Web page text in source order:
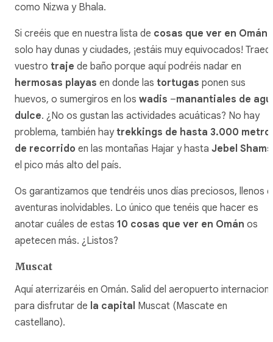
como Nizwa y Bhala.
Si creéis que en nuestra lista de cosas que ver en Omán
solo hay dunas y ciudades, ¡estáis muy equivocados! Traed
vuestro traje de baño porque aquí podréis nadar en
hermosas playas en donde las tortugas ponen sus
huevos, o sumergiros en los wadis –manantiales de
dulce. ¿No os gustan las actividades acuáticas? No hay
problema, también haytrekkings de hasta 3.000
de recorrido en las montañas Hajar y hasta Jebel Shams
el pico más alto del país.
Os garantizamos que tendréis unos días preciosos, llenos
aventuras inolvidables. Lo único que tenéis que hacer es
anotar cuáles de estas 10 cosas que ver en Omán os
apetecen más. ¿Listos?
Muscat
Aquí aterrizaréis en Omán. Salid del aeropuerto
para disfrutar de la capital Muscat (Mascate en
castellano).